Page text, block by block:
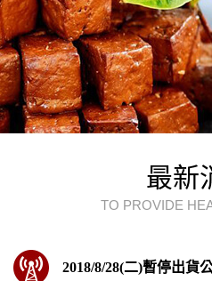
最新
TO PROVIDE
2018/8/28(二)暫停出貨